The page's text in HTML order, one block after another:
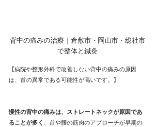
背中の痛みの治療｜倉敷市・岡山市・総社市
で整体と鍼灸
【病院や整形外科で改善しない背中の痛みの原因
は、首の異常である可能性が高いです。】
慢性の背中の痛みは、ストレートネックが原因であ
ることが多く 、首や腰の筋肉のアプローチが早期の